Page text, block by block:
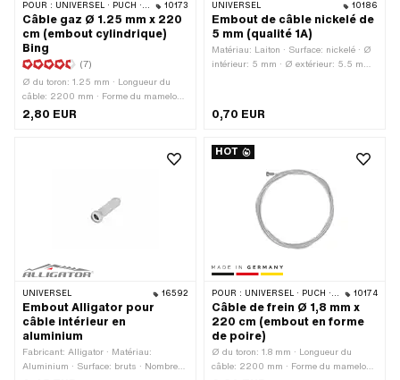
POUR : UNIVERSEL · PUCH · SACHS · ZÜNDAPP BELMONDO · TOMOS · ALPA CHOPPER / TURBO · DKW · ILO / JLO · KREIDLER · MBK / MOTOBÉCANE · MIELE · MONARK · VICTORIA · ZÜNDAPP 10173
Câble gaz Ø 1.25 mm x 220
cm (embout cylindrique)
Bing
(7)
Ø du toron: 1.25 mm · Longueur du
câble: 2200 mm · Forme du mamelon:
Cylindre · Ø du mamelon: 3 mm ·
Nombre de composants: 1 pcs · Champ
2,80 EUR
UNIVERSEL 10186
Embout de câble nickelé de
5 mm (qualité 1A)
Matériau: Laiton · Surface: nickelé · Ø
intérieur: 5 mm · Ø extérieur: 5.5 mm ·
Standard
0,70 EUR
UNIVERSEL 16592
Embout Alligator pour
câble intérieur en
aluminium
Fabricant: Alligator · Matériau:
Aluminium · Surface: bruts · Nombre
HOT
POUR : UNIVERSEL · PUCH · SACHS · PONY / CILO (BÊTA 521 & 512) · PIAGGIO · ZÜNDAPP BELMONDO · TOMOS 10174
Câble de frein Ø 1,8 mm x
220 cm (embout en forme
de poire)
Ø du toron: 1.8 mm · Longueur du
câble: 2200 mm · Forme du mamelon: